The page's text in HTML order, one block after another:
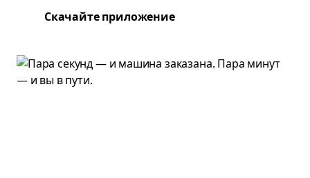
Скачайте приложение